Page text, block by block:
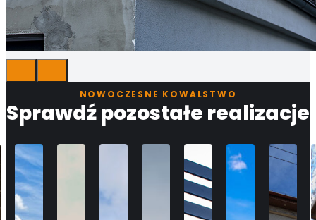
NOWOCZESNE KOWALSTWO
Sprawdź pozostałe realizacje